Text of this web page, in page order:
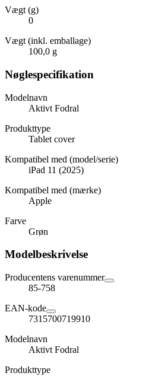
Vægt (g)
0
Vægt (inkl. emballage)
100,0 g
Nøglespecifikation
Modelnavn
Aktivt Fodral
Produkttype
Tablet cover
Kompatibel med (model/serie)
iPad 11 (2025)
Kompatibel med (mærke)
Apple
Farve
Grøn
Modelbeskrivelse
Producentens varenummer
85-758
EAN-kode
7315700719910
Modelnavn
Aktivt Fodral
Produkttype